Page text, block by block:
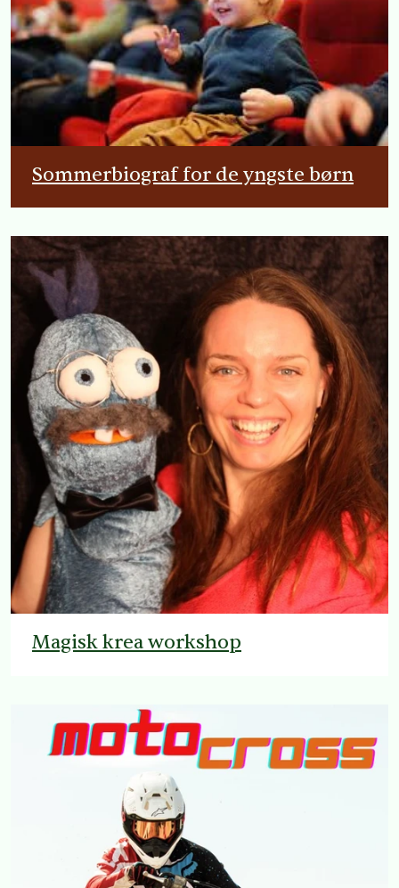
Sommerbiograf for de yngste børn
Magisk krea workshop